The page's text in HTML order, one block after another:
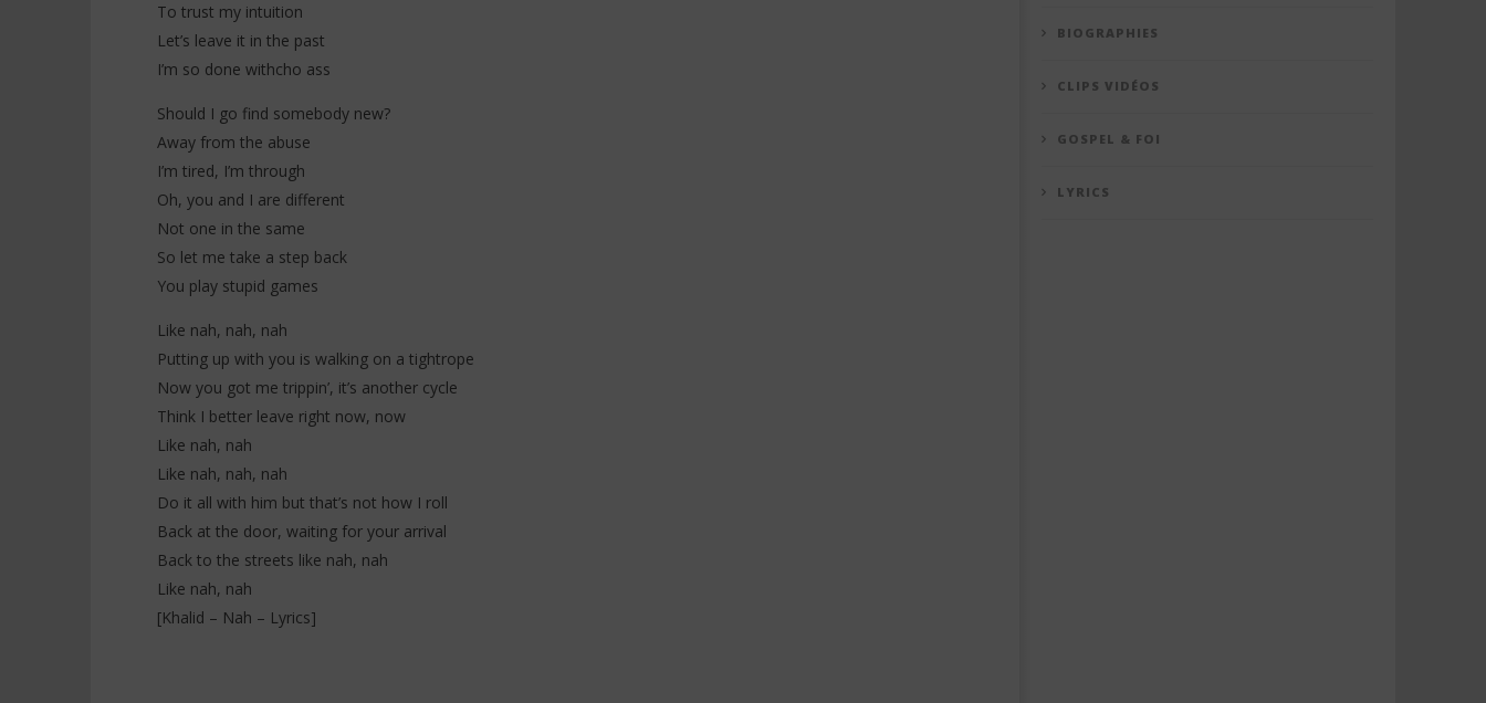
To trust my intuition
Let’s leave it in the past
I’m so done withcho ass
Should I go find somebody new?
Away from the abuse
I’m tired, I’m through
Oh, you and I are different
Not one in the same
So let me take a step back
You play stupid games
Like nah, nah, nah
Putting up with you is walking on a tightrope
Now you got me trippin’, it’s another cycle
Think I better leave right now, now
Like nah, nah
Like nah, nah, nah
Do it all with him but that’s not how I roll
Back at the door, waiting for your arrival
Back to the streets like nah, nah
Like nah, nah
[Khalid – Nah – Lyrics]
BIOGRAPHIES
CLIPS VIDÉOS
GOSPEL & FOI
LYRICS